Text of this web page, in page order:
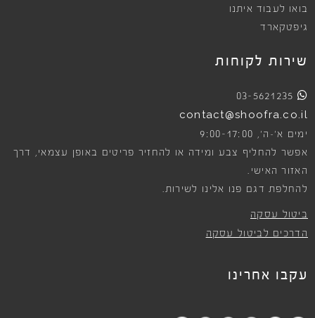
בואו לעבוד איתנו
גיפטקארד
שירות לקוחות
03-5621235
contact@shoofra.co.il
ימים א׳-ה׳, 9:00-17:00
אפשר להחליף צבע ומידה או להחזיר פריטים באופן עצמאי, דרך
האזור האישי.
להחלפת דגם פנו אלינו לשירות.
ביטול עסקה
הדרכים לביטול עסקה
עקבו אחרינו